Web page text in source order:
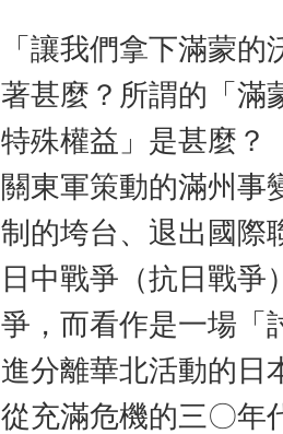
「讓我們拿下滿蒙
著甚麼？所謂的「滿
特殊權益」是甚麼？
關東軍策動的滿州事
制的垮台、退出國際
日中戰爭（抗日戰
爭，而看作是一場「
進分離華北活動的日
從充滿危機的三〇年